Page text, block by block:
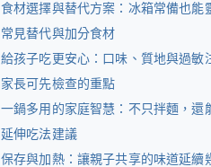
食材選擇與替代方案：冰箱常備也能
常見替代與加分食材
給孩子吃更安心：口味、質地與過敏
家長可先檢查的重點
一鍋多用的家庭智慧：不只拌麵，還
延伸吃法建議
保存與加熱：讓親子共享的味道延續